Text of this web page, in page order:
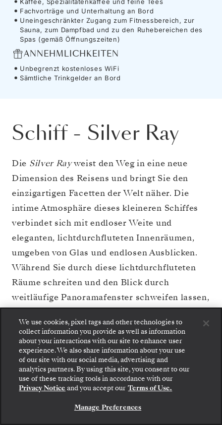
Fachvorträge und Unterhaltung an Bord
Uneingeschränkter Zugang zum Fitnessbereich, zur
Sauna, zum Dampfbad und zu den Ruhebereichen des
Spas (gemäß Öffnungszeiten)
ANNEHMLICHKEITEN
Unbegrenzt kostenloses WiFi
Sämtliche Trinkgelder an Bord
Schiff- Silver Ray
Die Silver Rayweist den Weg in eine neue
Dimension des Reisens und bringt Sie den
einzigartigen Facetten der Welt näher. Die
intime Atmosphäre dieses kleineren Schiffes
verbindet sich mit endloser Weite und
eleganten, lichtdurchfluteten Innenräumen,
umgeben von Glas und endlosen Ausblicken.
Während Sie durch diese lichtdurchfluteten
Räume schreiten und den Blick durch
weitläufige Panoramafenster schweifen lassen,
scheint der Horizont zum Greifen nah. Auf der
Silver Raywerden einzigartige Momente zu
Erinnerungen – mit den geräumigsten Suiten
auf See und einem unvergleichlich
persönlichen Service. Genießen Sie exklusive
Restaurants und Bars, darunter die Erlebnisse
Gehen Sie an Bord: Wählen Sie Ihre Suite und
prüfen Sie die Preise und Inklusivleistungen, bevor
Sie Ihre Silversea-Reise sicher bestätigen.
BUCHEN SIE IHRE SUITE
We use cookies, pixel tags and other technologies to
collect information you provide as well as information
about your interactions with our site to enhance user
experience. We also share information about your use
of our site with our social media, advertising and
analytics partners. By using this site, you consent to our
use of these tracking tools in accordance with our
Privacy Notice and you accept our Terms of Use.
Manage Preferences